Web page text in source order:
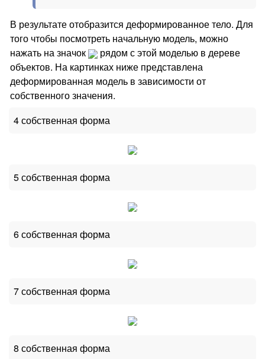
В результате отобразится деформированное тело. Для
того чтобы посмотреть начальную модель, можно
нажать на значок
рядом с этой моделью в дереве
объектов. На картинках ниже представлена
деформированная модель в зависимости от
собственного значения.
4 собственная форма
5 собственная форма
6 собственная форма
7 собственная форма
8 собственная форма